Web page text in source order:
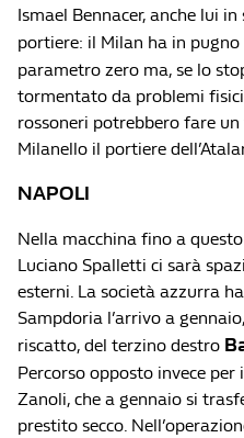
Ismael Bennacer, anche lui
portiere: il Milan ha in pugno
parametro zero ma, se lo
tormentato da problemi fisici
rossoneri potrebbero fare
Milanello il portiere
NAPOLI
Nella macchina fino a
Luciano Spalletti ci sarà
esterni. La società azzurra
Sampdoria l’arrivo a
riscatto, del terzino destro
Percorso opposto invece
Zanoli, che a gennaio si
prestito secco.